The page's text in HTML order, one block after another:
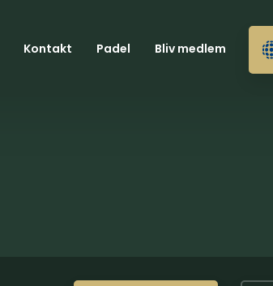
Kontakt Padel Bliv medlem